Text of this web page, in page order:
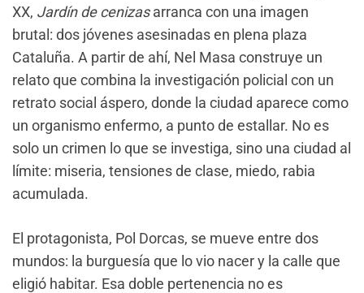
XX, Jardín de cenizasarranca con una imagen
brutal: dos jóvenes asesinadas en plena plaza
Cataluña. A partir de ahí, Nel Masa construye un
relato que combina la investigación policial con un
retrato social áspero, donde la ciudad aparece como
un organismo enfermo, a punto de estallar. No es
solo un crimen lo que se investiga, sino una ciudad al
límite: miseria, tensiones de clase, miedo, rabia
acumulada.
El protagonista, Pol Dorcas, se mueve entre dos
mundos: la burguesía que lo vio nacer y la calle que
eligió habitar. Esa doble pertenencia no es